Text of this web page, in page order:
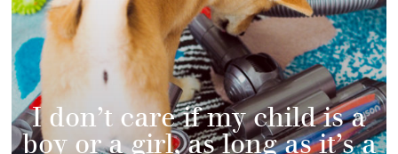
I don’t care if my child is a
boy or a girl, as long as it’s a